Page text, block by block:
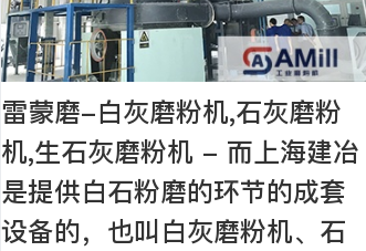
雷蒙磨-白灰磨粉机,石灰磨粉
机,生石灰磨粉机 - 而上海建冶
是提供白石粉磨的环节的成套
设备的，也叫白灰磨粉机、石